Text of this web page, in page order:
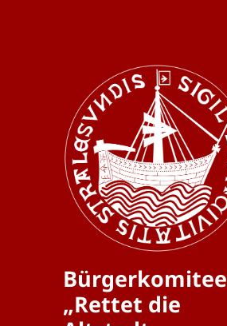
Bürgerkomitee
„Rettet die